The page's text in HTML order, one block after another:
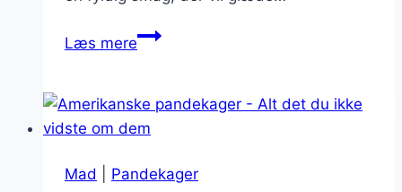
Læs merePandekager
og
chokoladechips
Mad Pandekager